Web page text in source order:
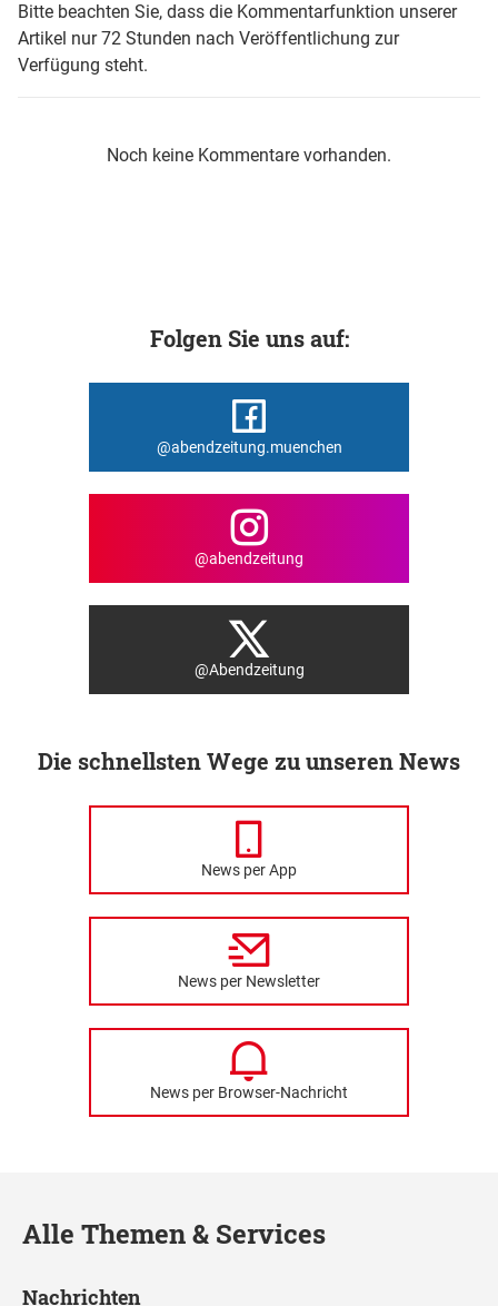
Bitte beachten Sie, dass die Kommentarfunktion unserer
Artikel nur 72 Stunden nach Veröffentlichung zur
Verfügung steht.
Noch keine Kommentare vorhanden.
Folgen Sie uns auf:
@abendzeitung.muenchen
@abendzeitung
@Abendzeitung
Die schnellsten Wege zu unseren News
News per App
News per Newsletter
News per Browser-Nachricht
Alle Themen & Services
Nachrichten